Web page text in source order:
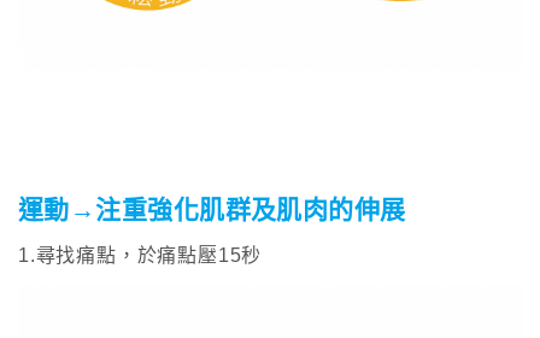
運動→注重強化肌群及肌肉的伸展
1.尋找痛點，於痛點壓15秒